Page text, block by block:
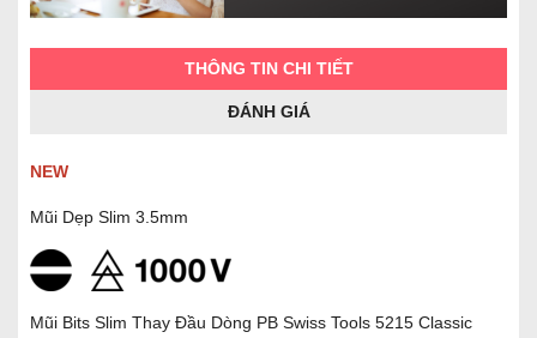
THÔNG TIN CHI TIẾT
ĐÁNH GIÁ
NEW
Mũi Dẹp Slim 3.5mm
Mũi Bits Slim Thay Đầu Dòng PB Swiss Tools 5215 Classic